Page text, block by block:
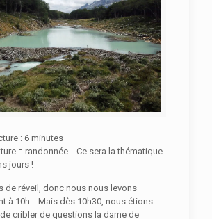
: 6 minutes
= randonnée… Ce sera la thématique
jours !
de réveil, donc nous nous levons
à 10h… Mais dès 10h30, nous étions
cribler de questions la dame de